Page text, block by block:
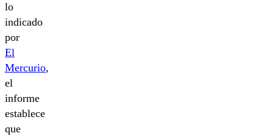
lo
indicado
por
El
Mercurio,
el
informe
establece
que